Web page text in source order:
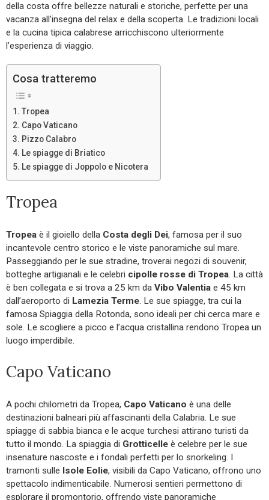
della costa offre bellezze naturali e storiche, perfette per una
vacanza all’insegna del relax e della scoperta. Le tradizioni locali
e la cucina tipica calabrese arricchiscono ulteriormente
l’esperienza di viaggio.
Cosa tratteremo
Tropea
Capo Vaticano
Pizzo Calabro
Le spiagge di Briatico
Le spiagge di Joppolo e Nicotera
Tropea
Tropea è il gioiello della Costa degli Dei, famosa per il suo
incantevole centro storico e le viste panoramiche sul mare.
Passeggiando per le sue stradine, troverai negozi di souvenir,
botteghe artigianali e le celebri cipolle rosse di Tropea. La città
è ben collegata e si trova a 25 km da Vibo Valentia e 45 km
dall’aeroporto di Lamezia Terme. Le sue spiagge, tra cui la
famosa Spiaggia della Rotonda, sono ideali per chi cerca mare e
sole. Le scogliere a picco e l’acqua cristallina rendono Tropea un
luogo imperdibile.
Capo Vaticano
A pochi chilometri da Tropea, Capo Vaticano è una delle
destinazioni balneari più affascinanti della Calabria. Le sue
spiagge di sabbia bianca e le acque turchesi attirano turisti da
tutto il mondo. La spiaggia di Grotticelle è celebre per le sue
insenature nascoste e i fondali perfetti per lo snorkeling. I
tramonti sulle Isole Eolie, visibili da Capo Vaticano, offrono uno
spettacolo indimenticabile. Numerosi sentieri permettono di
esplorare il promontorio, offrendo viste panoramiche